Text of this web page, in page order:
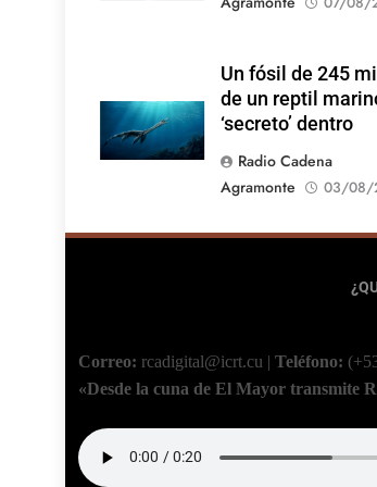
Un fósil de 245
de un reptil
‘secreto’ dentro
Radio Cadena
Agramonte
03/08/
Correo: rcadigital@icrt.cu | Teléfono:
«Desde la cuna de El Mayor transmite